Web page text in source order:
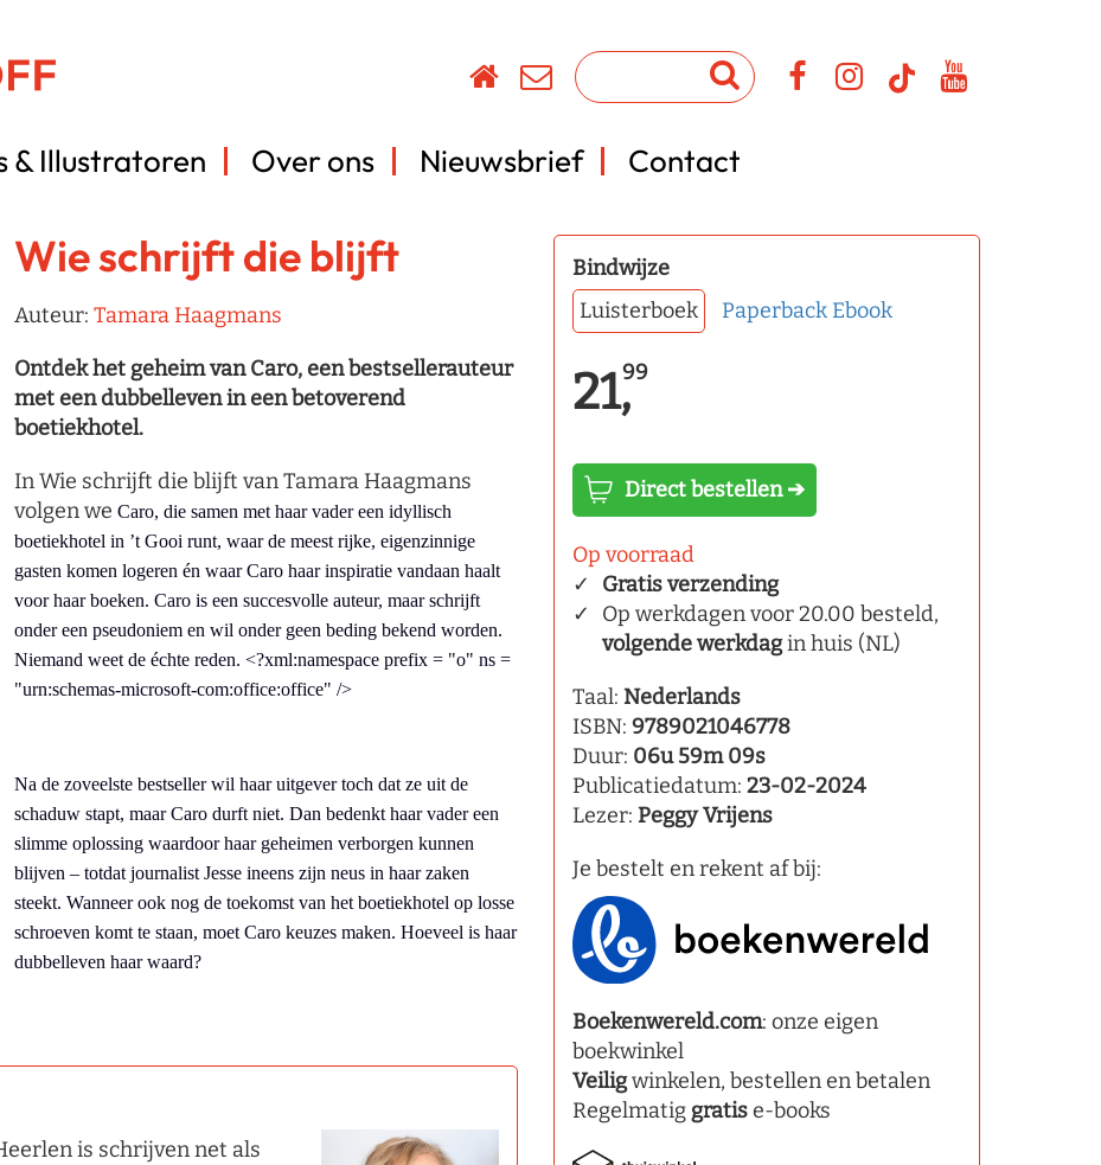
& Illustratoren Over ons Nieuwsbrief Contact
Wie schrijft die blijft
Auteur: Tamara Haagmans
Ontdek het geheim van Caro, een bestsellerauteur
met een dubbelleven in een betoverend
boetiekhotel.
In Wie schrijft die blijft van Tamara Haagmans
volgen we Caro, die samen met haar vader een idyllisch
boetiekhotel in ’t Gooi runt, waar de meest rijke, eigenzinnige
gasten komen logeren én waar Caro haar inspiratie vandaan haalt
voor haar boeken. Caro is een succesvolle auteur, maar schrijft
onder een pseudoniem en wil onder geen beding bekend worden.
Niemand weet de échte reden. <?xml:namespace prefix = "o" ns =
"urn:schemas-microsoft-com:office:office" />
Na de zoveelste bestseller wil haar uitgever toch dat ze uit de
schaduw stapt, maar Caro durft niet. Dan bedenkt haar vader een
slimme oplossing waardoor haar geheimen verborgen kunnen
blijven – totdat journalist Jesse ineens zijn neus in haar zaken
steekt. Wanneer ook nog de toekomst van het boetiekhotel op losse
schroeven komt te staan, moet Caro keuzes maken. Hoeveel is haar
dubbelleven haar waard?
is schrijven net als
Bindwijze
Luisterboek
Paperback Ebook
21,99
Direct bestellen ➔
Op voorraad
Gratis verzending
Op werkdagen voor 20.00 besteld,
volgende werkdagin huis (NL)
Taal: Nederlands
ISBN: 9789021046778
Duur: 06u 59m 09s
Publicatiedatum: 23-02-2024
Lezer: Peggy Vrijens
Je bestelt en rekent af bij:
Boekenwereld.com: onze eigen
boekwinkel
Veiligwinkelen, bestellen en betalen
Regelmatig gratise-books